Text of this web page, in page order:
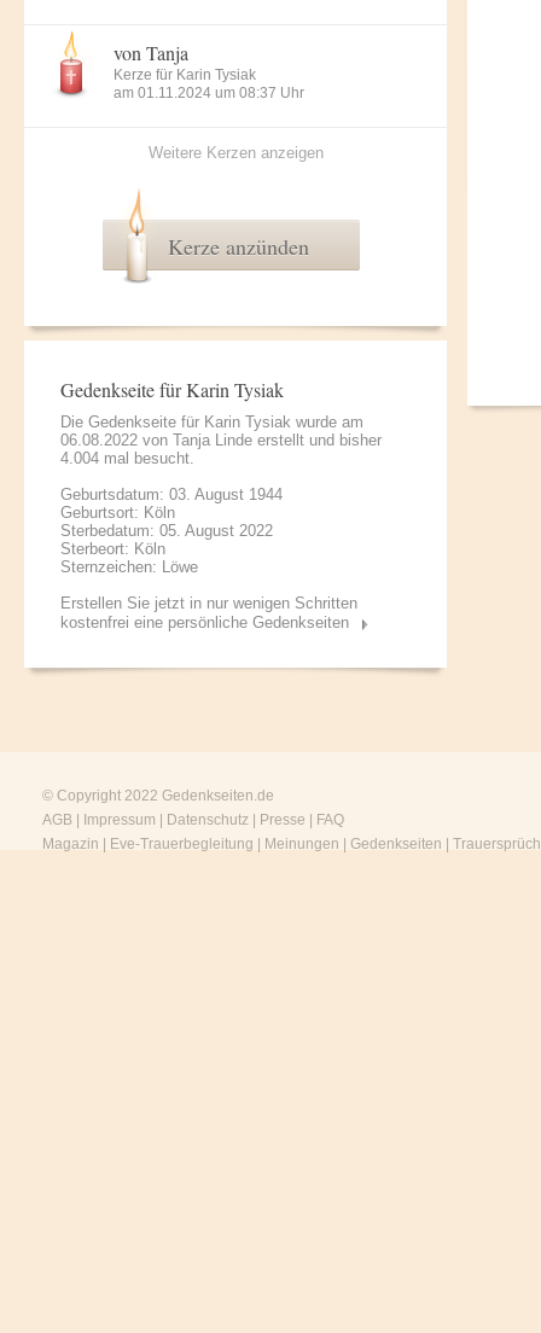
von Tanja
Kerze für Karin Tysiak
am 01.11.2024 um 08:37 Uhr
Weitere Kerzen anzeigen
Kerze anzünden
Gedenkseite für Karin Tysiak
Die Gedenkseite für Karin Tysiak wurde am
06.08.2022 von Tanja Linde erstellt und bisher
4.004 mal besucht.
Geburtsdatum: 03. August 1944
Geburtsort: Köln
Sterbedatum: 05. August 2022
Sterbeort: Köln
Sternzeichen: Löwe
Erstellen Sie jetzt in nur wenigen Schritten
kostenfrei eine persönliche Gedenkseiten
© Copyright 2022 Gedenkseiten.de
AGB
Impressum Datenschutz Presse
FAQ
Magazin
Eve-Trauerbegleitung Meinungen Gedenkseiten